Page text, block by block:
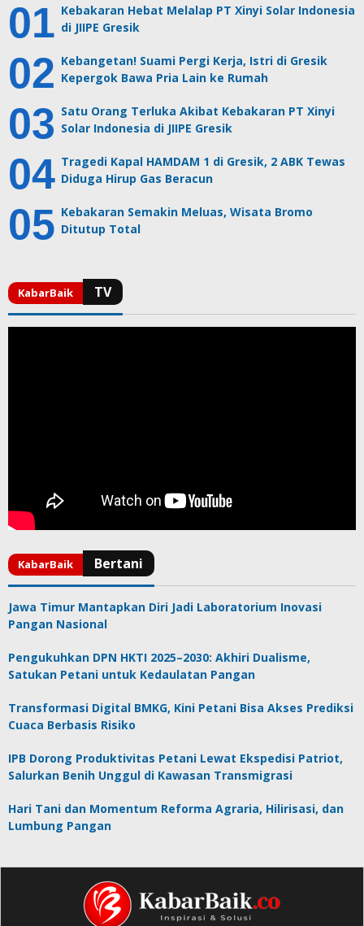
Kebakaran Hebat Melalap PT Xinyi Solar Indonesia
di JIIPE Gresik
Kebangetan! Suami Pergi Kerja, Istri di Gresik
Kepergok Bawa Pria Lain ke Rumah
Satu Orang Terluka Akibat Kebakaran PT Xinyi
Solar Indonesia di JIIPE Gresik
Tragedi Kapal HAMDAM 1 di Gresik, 2 ABK Tewas
Diduga Hirup Gas Beracun
Kebakaran Semakin Meluas, Wisata Bromo
Ditutup Total
Jawa Timur Mantapkan Diri Jadi Laboratorium Inovasi
Pangan Nasional
Pengukuhkan DPN HKTI 2025–2030: Akhiri Dualisme,
Satukan Petani untuk Kedaulatan Pangan
Transformasi Digital BMKG, Kini Petani Bisa Akses Prediksi
Cuaca Berbasis Risiko
IPB Dorong Produktivitas Petani Lewat Ekspedisi Patriot,
Salurkan Benih Unggul di Kawasan Transmigrasi
Hari Tani dan Momentum Reforma Agraria, Hilirisasi, dan
Lumbung Pangan